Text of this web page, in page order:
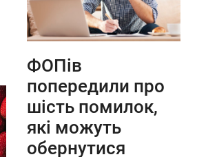
0
ФОПів
попередили про
шість помилок,
які можуть
обернутися